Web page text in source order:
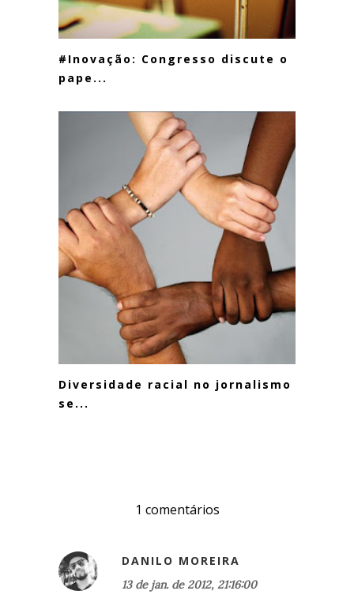
#Inovação: Congresso discute o
pape...
Diversidade racial no jornalismo
se...
1 comentários
DANILO MOREIRA
13 de jan. de 2012, 21:16:00